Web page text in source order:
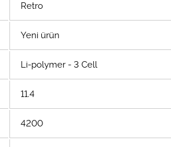
Retro
Yeni ürün
Li-polymer - 3 Cell
11.4
4200